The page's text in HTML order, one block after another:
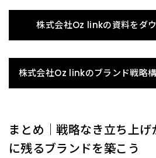
株式会社Oz linkの資料をダ
株式会社Oz linkのブランド戦略
まとめ｜戦略なき立ち上
に残るブランドを築こう